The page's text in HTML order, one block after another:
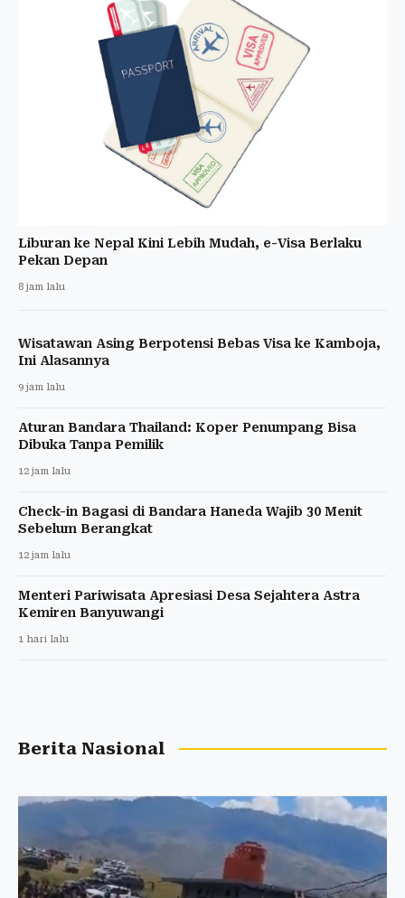
Liburan ke Nepal Kini Lebih Mudah, e-Visa Berlaku
Pekan Depan
8 jam lalu
Wisatawan Asing Berpotensi Bebas Visa ke Kamboja,
Ini Alasannya
9 jam lalu
Aturan Bandara Thailand: Koper Penumpang Bisa
Dibuka Tanpa Pemilik
12 jam lalu
Check-in Bagasi di Bandara Haneda Wajib 30 Menit
Sebelum Berangkat
12 jam lalu
Menteri Pariwisata Apresiasi Desa Sejahtera Astra
Kemiren Banyuwangi
1 hari lalu
Berita Nasional